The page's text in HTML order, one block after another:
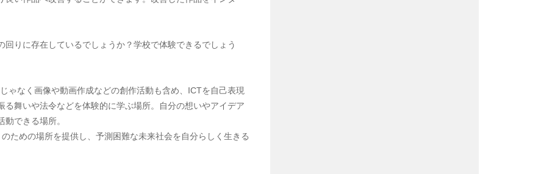
りに存在しているでしょうか？学校で体験できるでしょう
ゃなく画像や動画作成などの創作活動も含め、ICTを自己表現
舞いや法令などを体験的に学ぶ場所。自分の想いやアイデア
できる場所。
ための場所を提供し、予測困難な未来社会を自分らしく生きる